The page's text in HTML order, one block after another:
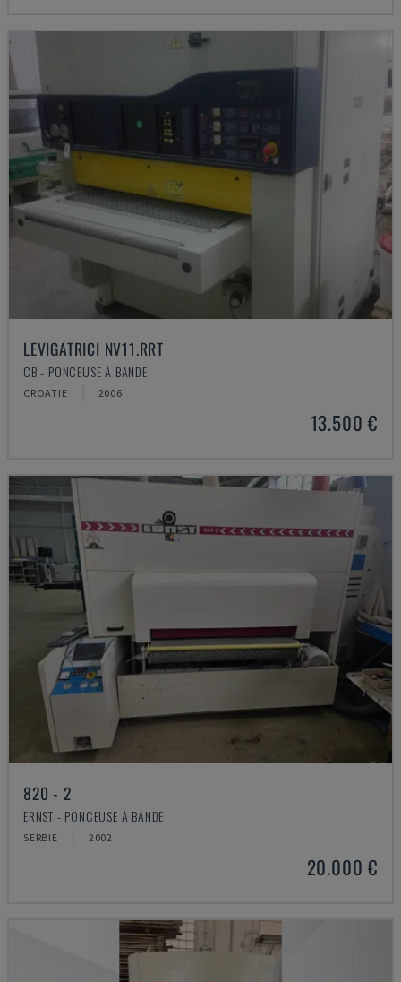
LEVIGATRICI NV11.RRT
CB - PONCEUSE À BANDE
CROATIE 2006
13.500 €
820 - 2
ERNST - PONCEUSE À BANDE
SERBIE 2002
20.000 €